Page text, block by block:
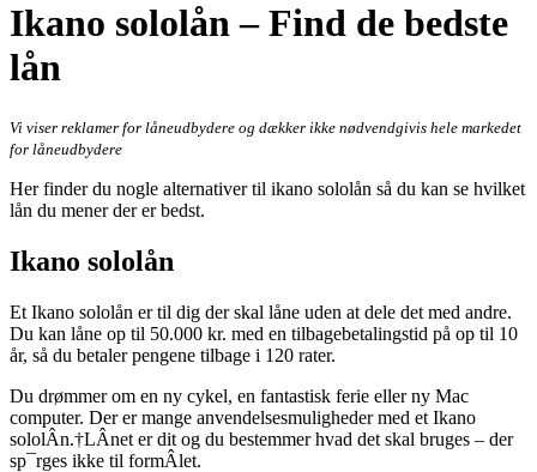
Ikano sololån – Find de bedste
lån
Vi viser reklamer for låneudbydere og dækker ikke nødvendgivis hele markedet
for låneudbydere
Her finder du nogle alternativer til ikano sololån så du kan se hvilket
lån du mener der er bedst.
Ikano sololån
Et Ikano sololån er til dig der skal låne uden at dele det med andre.
Du kan låne op til 50.000 kr. med en tilbagebetalingstid på op til 10
år, så du betaler pengene tilbage i 120 rater.
Du drømmer om en ny cykel, en fantastisk ferie eller ny Mac
computer. Der er mange anvendelsesmuligheder med et Ikano
sololÂn.†LÂnet er dit og du bestemmer hvad det skal bruges – der
sp¯rges ikke til formÂlet.